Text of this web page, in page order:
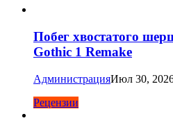
Побег хвостатого
Gothic 1 Remake
АдминистрацияИюл 30,
Рецензии